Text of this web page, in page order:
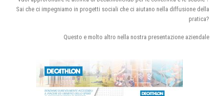
Sai che ci impegniamo in progetti sociali che ci aiutano nella diffusione della
pratica?
Questo e molto altro nella nostra presentazione aziendale